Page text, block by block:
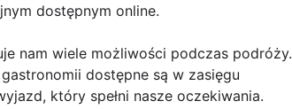
dostępnym online.
nam wiele możliwości podczas podróży.
dostępne są w zasięgu
który spełni nasze oczekiwania.